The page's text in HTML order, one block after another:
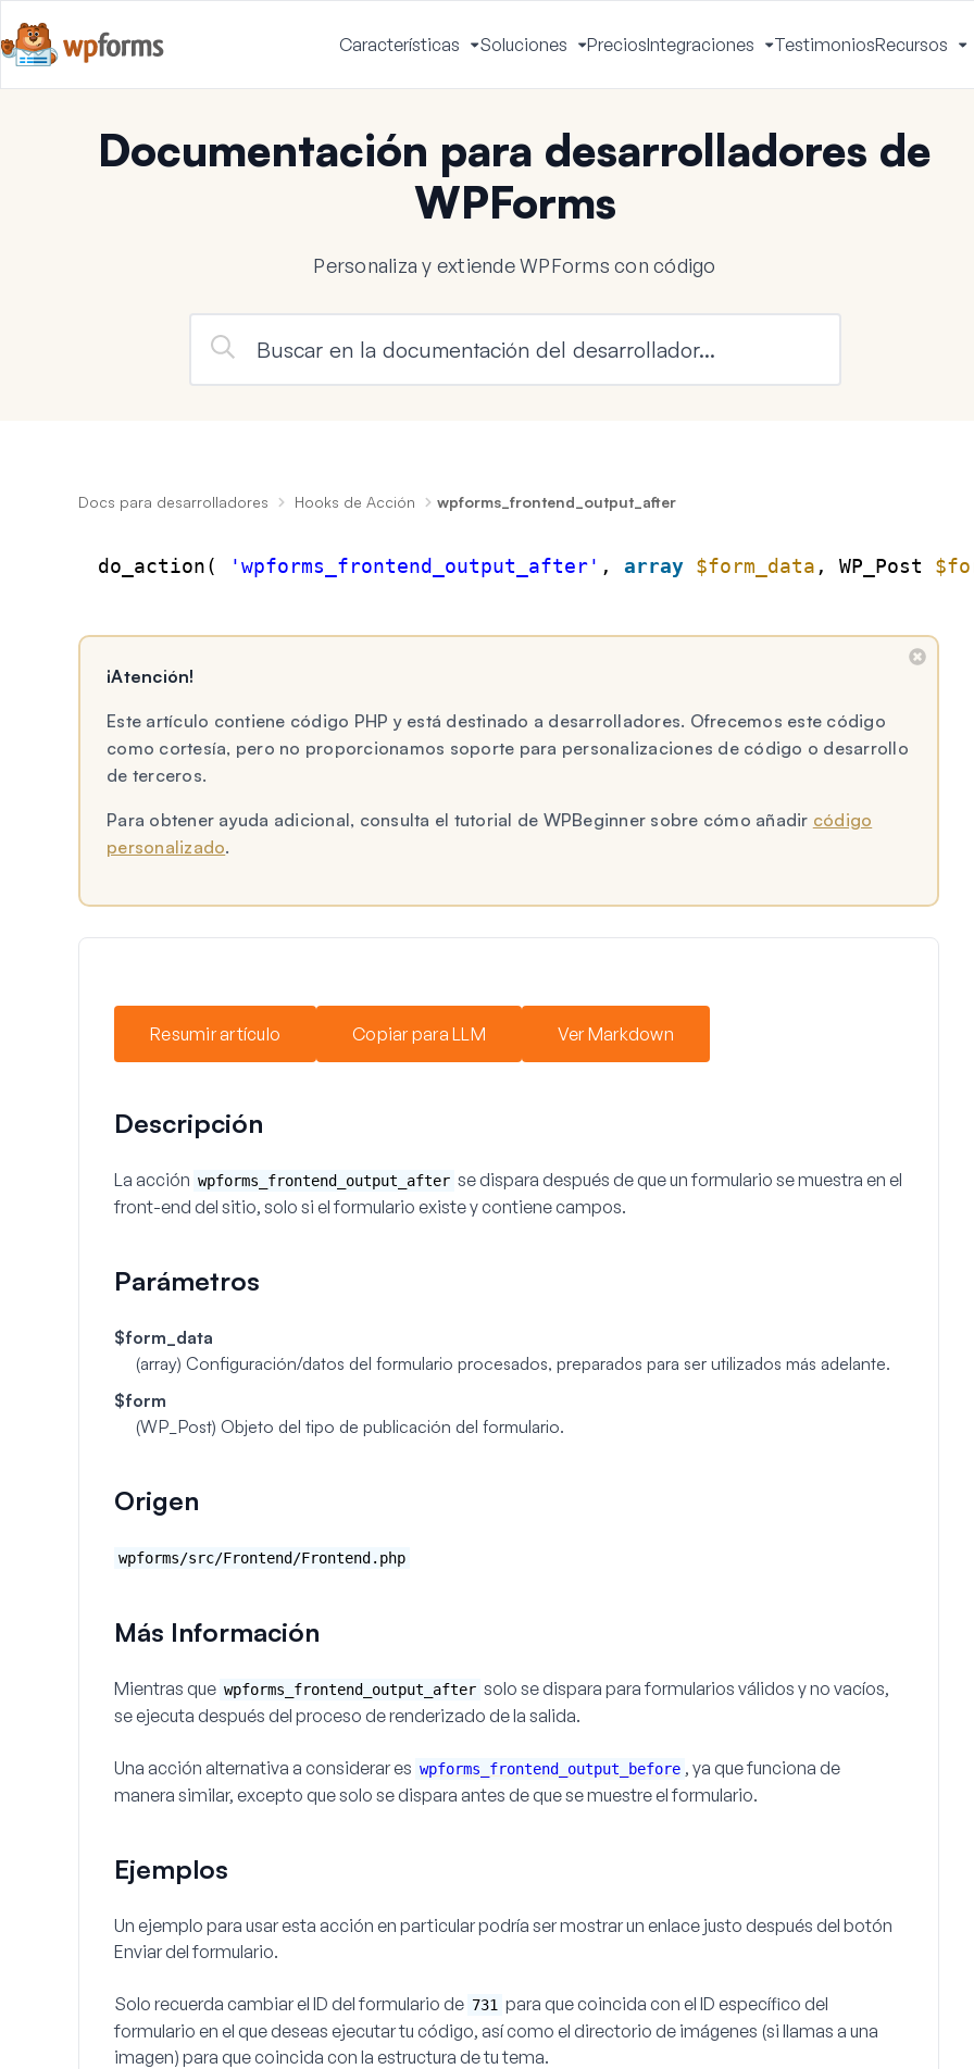
Características
Activar
menú
Soluciones
Activar
menú
PreciosIntegraciones
Activar
menú
TestimoniosRecursos
Documentación para desarrolladores de
WPForms
Personaliza y extiende WPForms con código
Docs para desarrolladores Hooks de Acción wpforms_frontend_output_after
do_action( 'wpforms_frontend_output_after' , array $form_data , WP_Post
¡Atención!
Este artículo contiene código PHP y está destinado a desarrolladores. Ofrecemos este código
como cortesía, pero no proporcionamos soporte para personalizaciones de código o desarrollo
de terceros.
Para obtener ayuda adicional, consulta el tutorial de WPBeginner sobre cómo añadir código
personalizado.
Resumir artículo Copiar para LLM Ver Markdown
Descripción
La acción wpforms_frontend_output_after se dispara después de que un formulario se muestra en el
front-end del sitio, solo si el formulario existe y contiene campos.
Parámetros
$form_data
(array) Configuración/datos del formulario procesados, preparados para ser utilizados más adelante.
$form
(WP_Post) Objeto del tipo de publicación del formulario.
Origen
wpforms/src/Frontend/Frontend.php
Más Información
Mientras que wpforms_frontend_output_after solo se dispara para formularios válidos y no vacíos,
se ejecuta después del proceso de renderizado de la salida.
Una acción alternativa a considerar es wpforms_frontend_output_before , ya que funciona de
manera similar, excepto que solo se dispara antes de que se muestre el formulario.
Ejemplos
Un ejemplo para usar esta acción en particular podría ser mostrar un enlace justo después del botón
Enviardel formulario.
Solo recuerda cambiar el ID del formulario de 731 para que coincida con el ID específico del
formulario en el que deseas ejecutar tu código, así como el directorio de imágenes (si llamas a una
imagen) para que coincida con la estructura de tu tema.